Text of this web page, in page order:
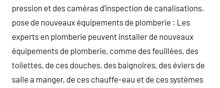
pression et des caméras d’inspection de canalisations.
pose de nouveaux équipements de plomberie : Les
experts en plomberie peuvent installer de nouveaux
équipements de plomberie, comme des feuillées, des
toilettes, de ces douches, des baignoires, des éviers de
salle a manger, de ces chauffe-eau et de ces systèmes